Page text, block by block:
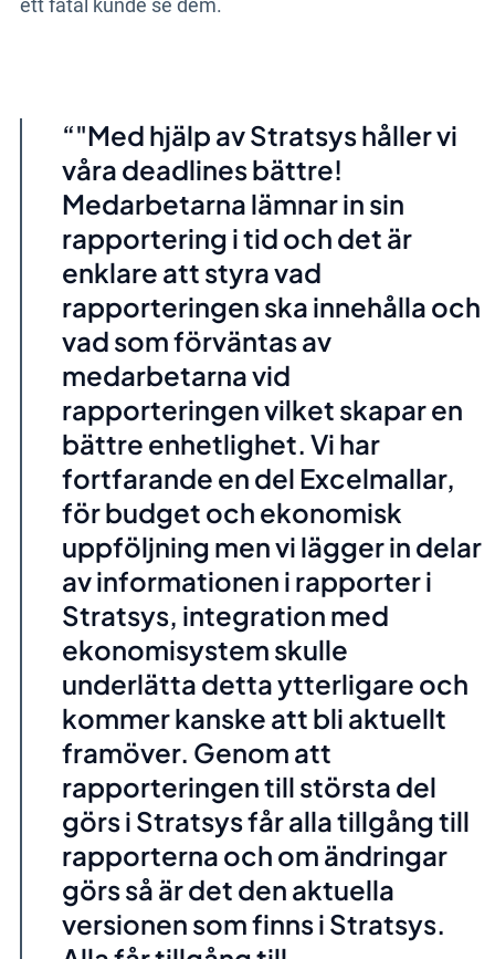
"Med hjälp av Stratsys håller vi
våra deadlines bättre!
Medarbetarna lämnar in sin
rapportering i tid och det är
enklare att styra vad
rapporteringen ska innehålla och
vad som förväntas av
medarbetarna vid
rapporteringen vilket skapar en
bättre enhetlighet. Vi har
fortfarande en del Excelmallar,
för budget och ekonomisk
uppföljning men vi lägger in delar
av informationen i rapporter i
Stratsys, integration med
ekonomisystem skulle
underlätta detta ytterligare och
kommer kanske att bli aktuellt
framöver. Genom att
rapporteringen till största del
görs i Stratsys får alla tillgång till
rapporterna och om ändringar
görs så är det den aktuella
versionen som finns i Stratsys.